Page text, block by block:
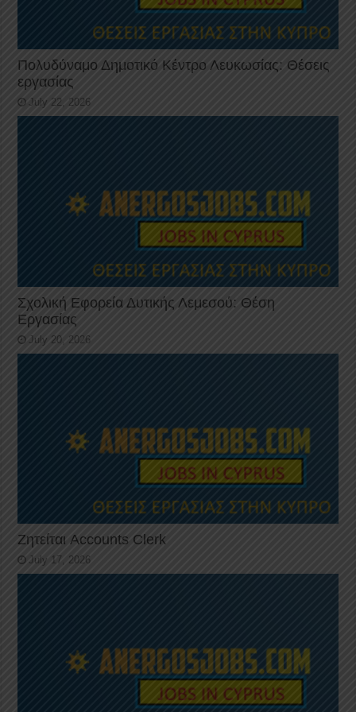
Πολυδύναμο Δημοτικό Κέντρο Λευκωσίας: Θέσεις
εργασίας
July 22, 2026
Σχολική Εφορεία Δυτικής Λεμεσού: Θέση
Εργασίας
July 20, 2026
Ζητείται Accounts Clerk
July 17, 2026